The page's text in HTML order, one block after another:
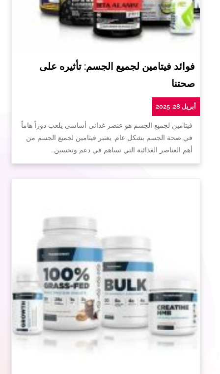
فوائد فيتامين لجميع الجسم: تأثيره على
صحتنا
أبريل 28, 2025
فيتامين لجميع الجسم هو عنصر غذائي أساسي يلعب دوراً هاماً
في صحة الجسم بشكل عام. يعتبر فيتامين لجميع الجسم من
أهم العناصر الغذائية التي تساهم في دعم وتحسين…